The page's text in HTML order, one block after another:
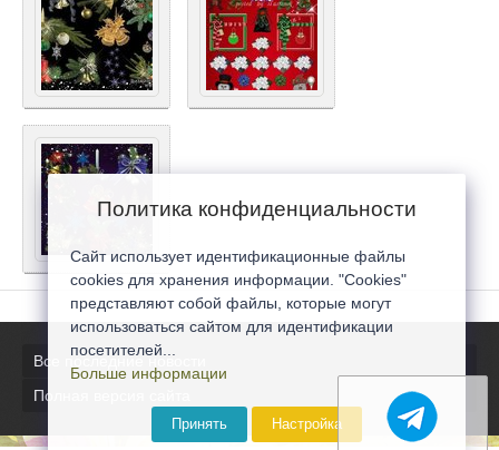
Все последние новости
Полная версия сайта
Политика конфиденциальности
Сайт использует идентификационные файлы
cookies для хранения информации. "Cookies"
представляют собой файлы, которые могут
использоваться сайтом для идентификации
посетителей...
Больше информации
Принять Настройка